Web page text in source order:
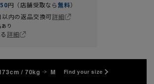
円（店舗受取なら無料）
以内の返品交換可詳細
り
詳細
/ 70kg M Find your size